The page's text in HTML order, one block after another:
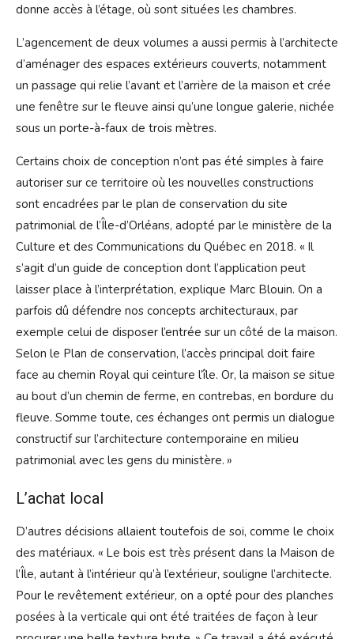
donne accès à l’étage, où sont situées les chambres.
L’agencement de deux volumes a aussi permis à l’architecte
d’aménager des espaces extérieurs couverts, notamment
un passage qui relie l’avant et l’arrière de la maison et crée
une fenêtre sur le fleuve ainsi qu’une longue galerie, nichée
sous un porte-à-faux de trois mètres.
Certains choix de conception n’ont pas été simples à faire
autoriser sur ce territoire où les nouvelles constructions
sont encadrées par le plan de conservation du site
patrimonial de l’Île-d’Orléans, adopté par le ministère de la
Culture et des Communications du Québec en 2018. « Il
s’agit d’un guide de conception dont l’application peut
laisser place à l’interprétation, explique Marc Blouin. On a
parfois dû défendre nos concepts architecturaux, par
exemple celui de disposer l’entrée sur un côté de la maison.
Selon le Plan de conservation, l’accès principal doit faire
face au chemin Royal qui ceinture l’île. Or, la maison se situe
au bout d’un chemin de ferme, en contrebas, en bordure du
fleuve. Somme toute, ces échanges ont permis un dialogue
constructif sur l’architecture contemporaine en milieu
patrimonial avec les gens du ministère. »
L’achat local
D’autres décisions allaient toutefois de soi, comme le choix
des matériaux. « Le bois est très présent dans la Maison de
l’Île, autant à l’intérieur qu’à l’extérieur, souligne l’architecte.
Pour le revêtement extérieur, on a opté pour des planches
posées à la verticale qui ont été traitées de façon à leur